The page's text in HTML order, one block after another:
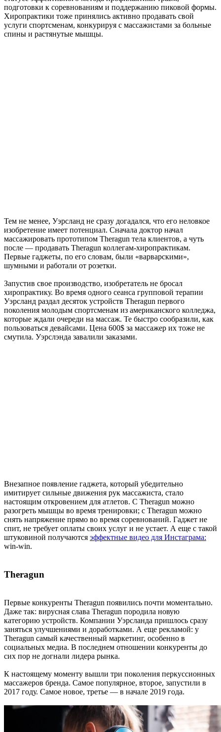
подготовки к соревнованиям и поддержанию пиковой формы.
Хиропрактики тоже принялись активно продавать свой
услуги спортсменам, конкурируя с массажистами за больные
спины и растянутые мышцы.
Тем не менее, Уэрсланд не сразу догадался, что его неловкое
изобретение имеет потенциал. Сначала доктор начал
массажировать прототипом Theragun тела клиентов, а чуть
после — продавать Theragun коллегам-хиропрактикам.
Первые гаджеты, по его словам, были «варварскими»,
шумными и работали от розетки.
Запустив свое производство, изобретатель не бросал
хиропрактику. Во время одного сеанса групповой терапии
Уэрсланд раздал десяток устройств Theragun первого
поколения молодым спортсменам из американского колледжа,
которые ждали очереди на массаж. Те быстро сообразили, как
пользоваться девайсами. Цена 600$ за массажер их тоже не
смутила. Уэрслэнда завалили заказами.
Внезапное появление гаджета, который убедительно
имитирует сильные движения рук массажиста, стало
настоящим откровением для атлетов. С Theragun можно
разогреть мышцы во время тренировки; с Theragun можно
снять напряжение прямо во время соревнований. Гаджет не
спит, не требует оплаты своих услуг и не устает. А еще с такой
штуковиной получаются эффектные видео для Инстаграма:
win-win.
Theragun
Первые конкуренты Theragun появились почти моментально.
Даже так: вирусная слава Theragun породила новую
категорию устройств. Компании Уэрсланда пришлось сразу
заняться улучшениями и доработками. А еще рекламой: у
Theragun самый качественный маркетинг, особенно в
социальных медиа. В последнем отношении конкуренты до
сих пор не догнали лидера рынка.
К настоящему моменту вышли три поколения перкуссионных
массажеров бренда. Самое популярное, второе, запустили в
2017 году. Самое новое, третье — в начале 2019 года.